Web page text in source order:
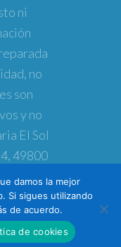
ni
no
son
y no
El Sol
49800
©
Sol 4
damos la mejor
Si sigues utilizando
de acuerdo.
de cookies